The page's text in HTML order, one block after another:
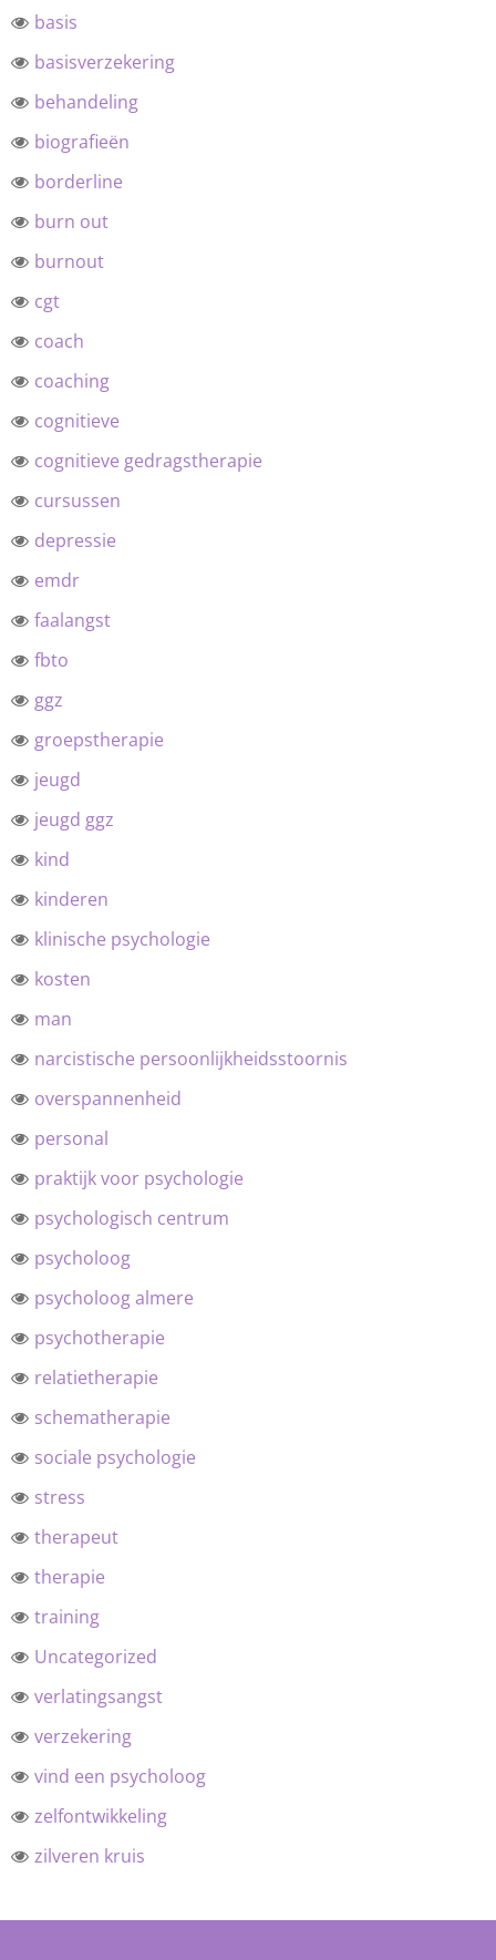
basis
basisverzekering
behandeling
biografieën
borderline
burn out
burnout
cgt
coach
coaching
cognitieve
cognitieve gedragstherapie
cursussen
depressie
emdr
faalangst
fbto
ggz
groepstherapie
jeugd
jeugd ggz
kind
kinderen
klinische psychologie
kosten
man
narcistische persoonlijkheidsstoornis
overspannenheid
personal
praktijk voor psychologie
psychologisch centrum
psycholoog
psycholoog almere
psychotherapie
relatietherapie
schematherapie
sociale psychologie
stress
therapeut
therapie
training
Uncategorized
verlatingsangst
verzekering
vind een psycholoog
zelfontwikkeling
zilveren kruis